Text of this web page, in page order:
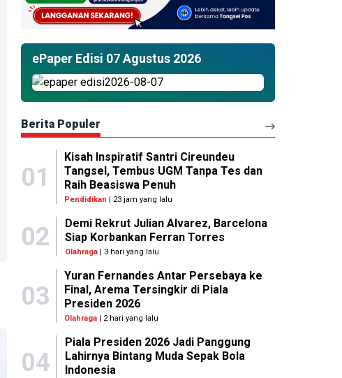
ePaper Edisi 07 Agustus 2026
Berita Populer
01
Kisah Inspiratif Santri Cireundeu
Tangsel, Tembus UGM Tanpa Tes dan
Raih Beasiswa Penuh
Pendidikan | 23 jam yang lalu
02
Demi Rekrut Julian Alvarez, Barcelona
Siap Korbankan Ferran Torres
Olahraga| 3 hari yang lalu
03
Yuran Fernandes Antar Persebaya ke
Final, Arema Tersingkir di Piala
Presiden 2026
Olahraga | 2 hari yang lalu
04
Piala Presiden 2026 Jadi Panggung
Lahirnya Bintang Muda Sepak Bola
Indonesia